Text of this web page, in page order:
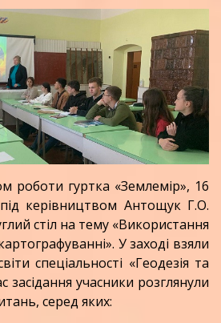
гуртка «Землемір», 16
керівництвом Антощук Г.О.
стіл на тему «Використання
У заході взяли
спеціальності «Геодезія та
засідання учасники розглянули
серед яких: